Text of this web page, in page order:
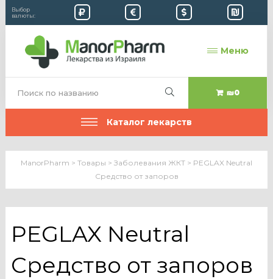
Выбор
валюты:
Меню
₪0
Каталог лекарств
ManorPharm > Товары > Заболевания ЖКТ > PEGLAX Neutral
Средство от запоров
PEGLAX Neutral
Средство от запоров